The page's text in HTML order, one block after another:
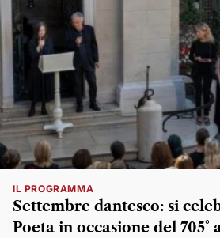
IL PROGRAMMA
Settembre dantesco: si
Poeta in occasione del 705°